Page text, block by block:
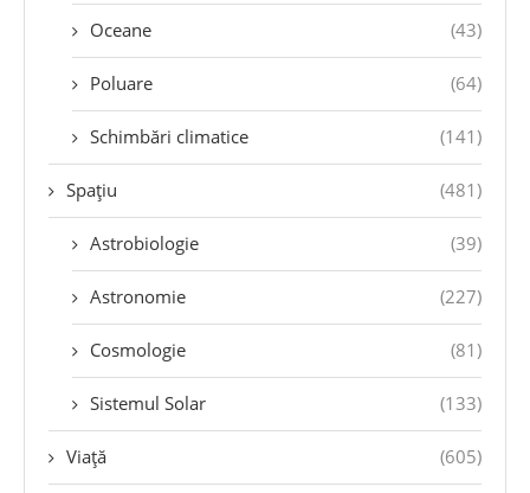
Oceane (43)
Poluare (64)
Schimbări climatice (141)
Spațiu (481)
Astrobiologie (39)
Astronomie (227)
Cosmologie (81)
Sistemul Solar (133)
Viață (605)